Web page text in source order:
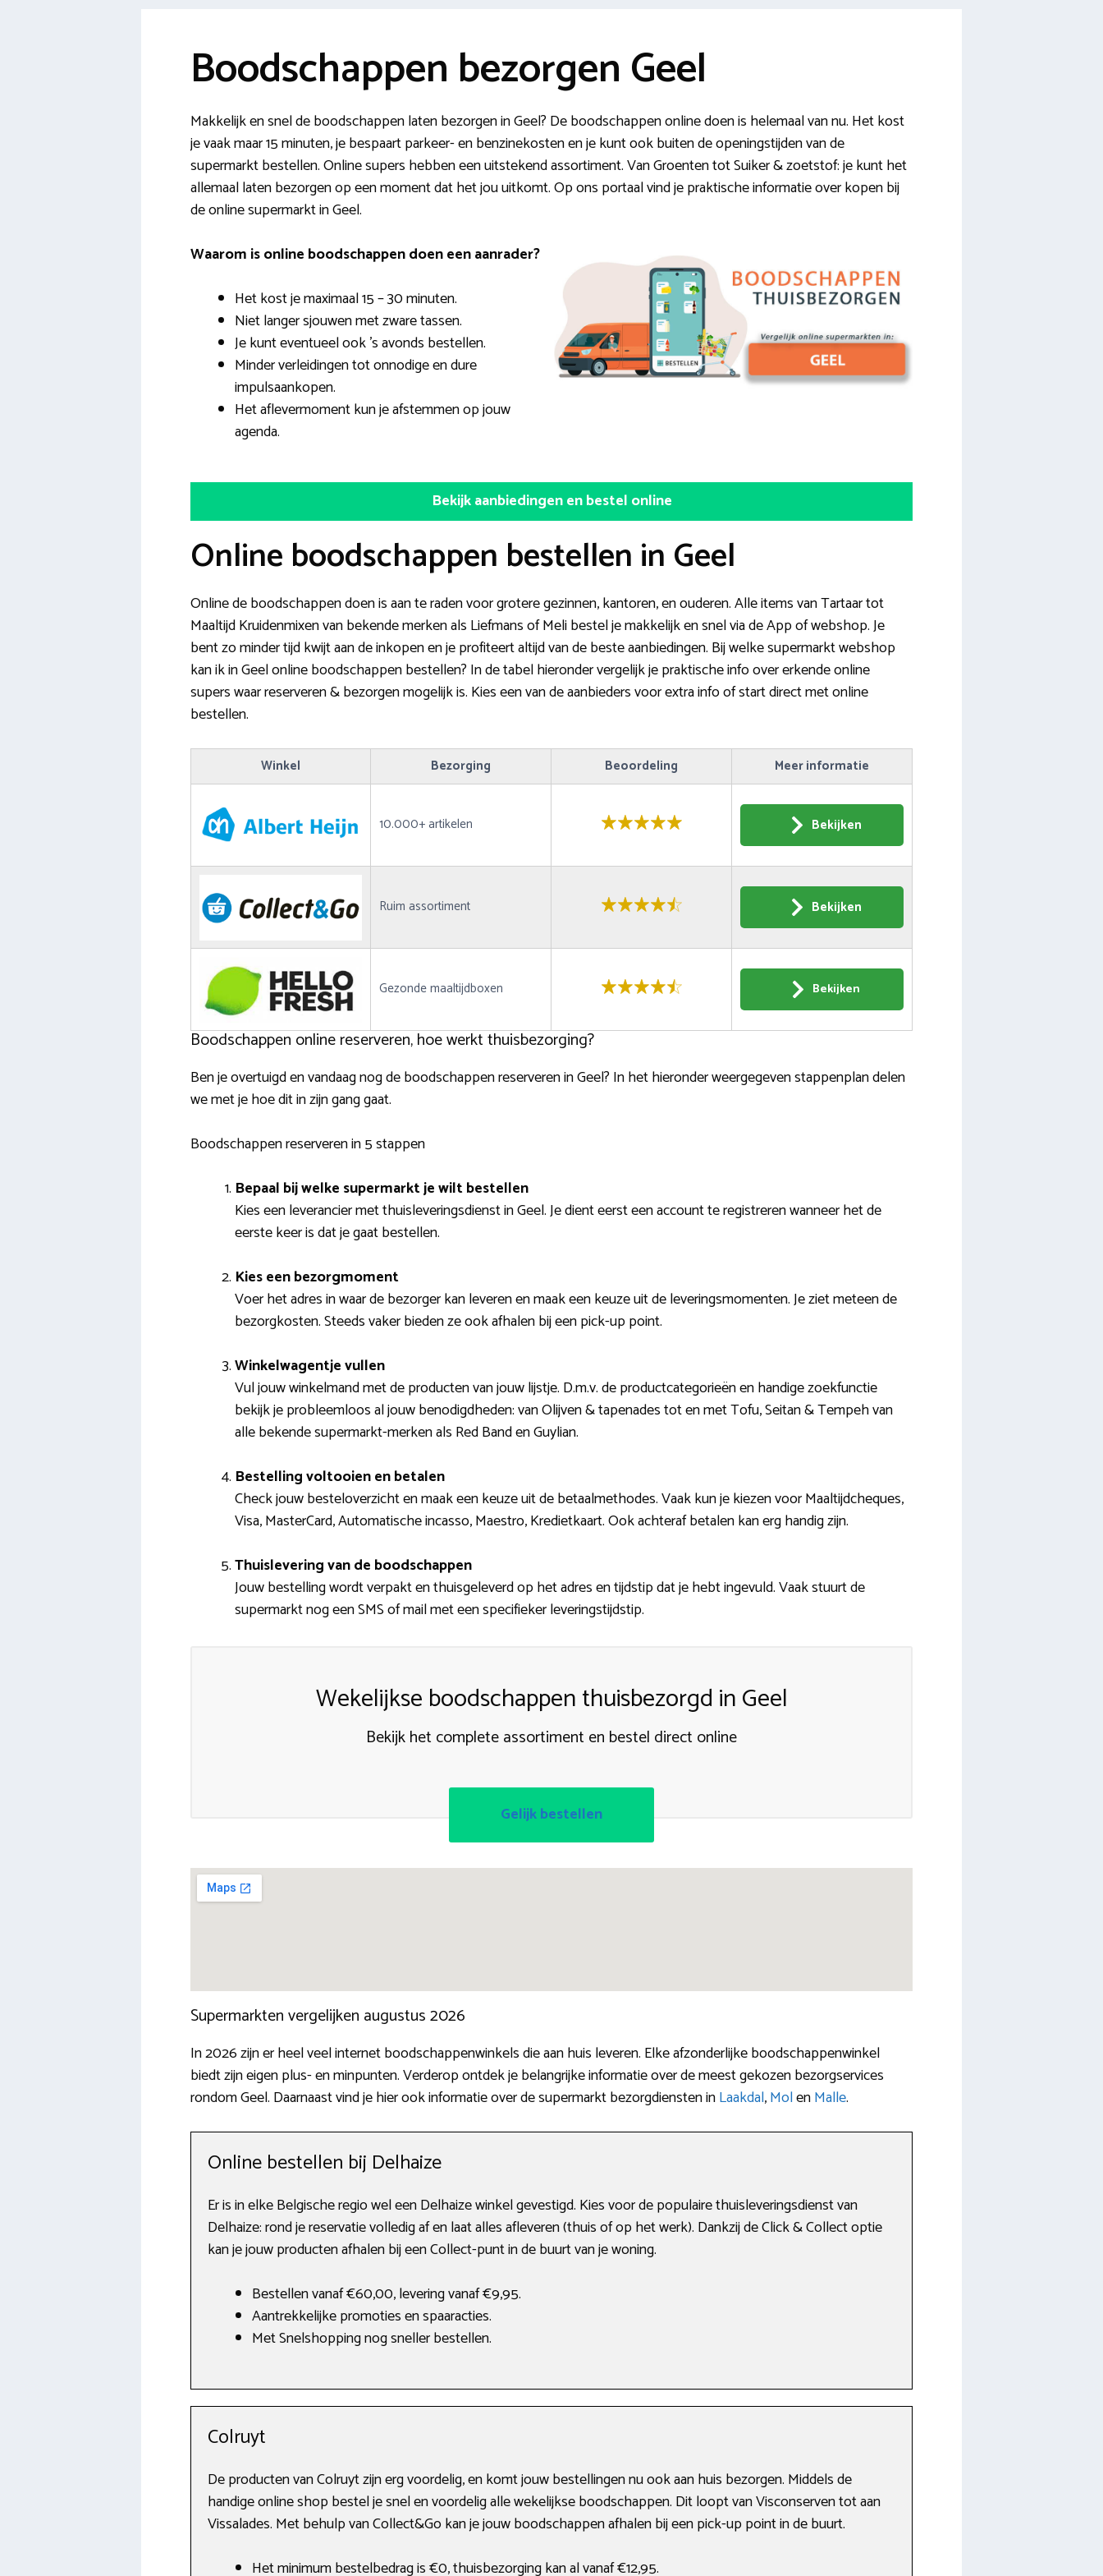
Boodschappen bezorgen Geel
Makkelijk en snel de boodschappen laten bezorgen in Geel? De boodschappen online doen is helemaal van nu. Het kost
je vaak maar 15 minuten, je bespaart parkeer- en benzinekosten en je kunt ook buiten de openingstijden van de
supermarkt bestellen. Online supers hebben een uitstekend assortiment. Van Groenten tot Suiker & zoetstof: je kunt het
allemaal laten bezorgen op een moment dat het jou uitkomt. Op ons portaal vind je praktische informatie over kopen bij
de online supermarkt in Geel.
Waarom is online boodschappen doen een aanrader?
Het kost je maximaal 15 – 30 minuten.
Niet langer sjouwen met zware tassen.
Je kunt eventueel ook ’s avonds bestellen.
Minder verleidingen tot onnodige en dure
impulsaankopen.
Het aflevermoment kun je afstemmen op jouw
agenda.
Bekijk aanbiedingen en bestel online
Online boodschappen bestellen in Geel
Online de boodschappen doen is aan te raden voor grotere gezinnen, kantoren, en ouderen. Alle items van Tartaar tot
Maaltijd Kruidenmixen van bekende merken als Liefmans of Meli bestel je makkelijk en snel via de App of webshop. Je
bent zo minder tijd kwijt aan de inkopen en je profiteert altijd van de beste aanbiedingen. Bij welke supermarkt webshop
kan ik in Geel online boodschappen bestellen? In de tabel hieronder vergelijk je praktische info over erkende online
supers waar reserveren & bezorgen mogelijk is. Kies een van de aanbieders voor extra info of start direct met online
bestellen.
Winkel Bezorging Beoordeling Meer informatie
10.000+ artikelen Bekijken
Ruim assortiment Bekijken
Gezonde maaltijdboxen Bekijken
Boodschappen online reserveren, hoe werkt thuisbezorging?
Ben je overtuigd en vandaag nog de boodschappen reserveren in Geel? In het hieronder weergegeven stappenplan delen
we met je hoe dit in zijn gang gaat.
Boodschappen reserveren in 5 stappen
Bepaal bij welke supermarkt je wilt bestellen
Kies een leverancier met thuisleveringsdienst in Geel. Je dient eerst een account te registreren wanneer het de
eerste keer is dat je gaat bestellen.
Kies een bezorgmoment
Voer het adres in waar de bezorger kan leveren en maak een keuze uit de leveringsmomenten. Je ziet meteen de
bezorgkosten. Steeds vaker bieden ze ook afhalen bij een pick-up point.
Winkelwagentje vullen
Vul jouw winkelmand met de producten van jouw lijstje. D.m.v. de productcategorieën en handige zoekfunctie
bekijk je probleemloos al jouw benodigdheden: van Olijven & tapenades tot en met Tofu, Seitan & Tempeh van
alle bekende supermarkt-merken als Red Band en Guylian.
Bestelling voltooien en betalen
Check jouw besteloverzicht en maak een keuze uit de betaalmethodes. Vaak kun je kiezen voor Maaltijdcheques,
Visa, MasterCard, Automatische incasso, Maestro, Kredietkaart. Ook achteraf betalen kan erg handig zijn.
Thuislevering van de boodschappen
Jouw bestelling wordt verpakt en thuisgeleverd op het adres en tijdstip dat je hebt ingevuld. Vaak stuurt de
supermarkt nog een SMS of mail met een specifieker leveringstijdstip.
Wekelijkse boodschappen thuisbezorgd in Geel
Bekijk het complete assortiment en bestel direct online
Gelijk bestellen
Supermarkten vergelijken augustus 2026
In 2026 zijn er heel veel internet boodschappenwinkels die aan huis leveren. Elke afzonderlijke boodschappenwinkel
biedt zijn eigen plus- en minpunten. Verderop ontdek je belangrijke informatie over de meest gekozen bezorgservices
rondom Geel. Daarnaast vind je hier ook informatie over de supermarkt bezorgdiensten inLaakdal,MolenMalle.
Online bestellen bij Delhaize
Er is in elke Belgische regio wel een Delhaize winkel gevestigd. Kies voor de populaire thuisleveringsdienst van
Delhaize: rond je reservatie volledig af en laat alles afleveren (thuis of op het werk). Dankzij de Click & Collect optie
kan je jouw producten afhalen bij een Collect-punt in de buurt van je woning.
Bestellen vanaf €60,00, levering vanaf €9,95.
Aantrekkelijke promoties en spaaracties.
Met Snelshopping nog sneller bestellen.
Colruyt
De producten van Colruyt zijn erg voordelig, en komt jouw bestellingen nu ook aan huis bezorgen. Middels de
handige online shop bestel je snel en voordelig alle wekelijkse boodschappen. Dit loopt van Visconserven tot aan
Vissalades. Met behulp van Collect&Go kan je jouw boodschappen afhalen bij een pick-up point in de buurt.
Het minimum bestelbedrag is €0, thuisbezorging kan al vanaf €12,95.